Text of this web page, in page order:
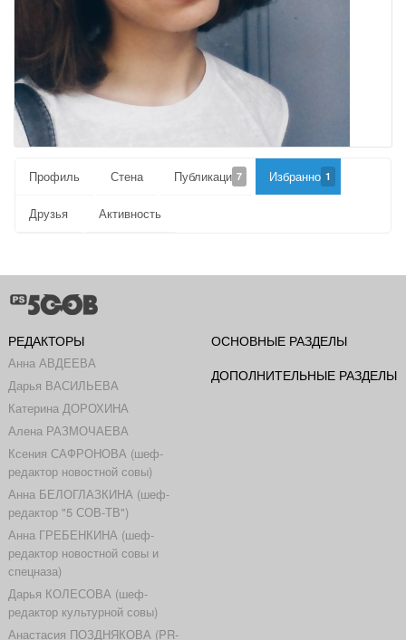
Профиль Стена Публикации7 Избранное1
Друзья Активность
РЕДАКТОРЫ
Анна АВДЕЕВА
Дарья ВАСИЛЬЕВА
Катерина ДОРОХИНА
Алена РАЗМОЧАЕВА
Ксения САФРОНОВА (шеф-
редактор новостной совы)
Анна БЕЛОГЛАЗКИНА (шеф-
редактор "5 СОВ-ТВ")
Анна ГРЕБЕНКИНА (шеф-
редактор новостной совы и
спецназа)
Дарья КОЛЕСОВА (шеф-
редактор культурной совы)
Анастасия ПОЗДНЯКОВА (PR-
ОСНОВНЫЕ РАЗДЕЛЫ
ДОПОЛНИТЕЛЬНЫЕ РАЗДЕЛЫ